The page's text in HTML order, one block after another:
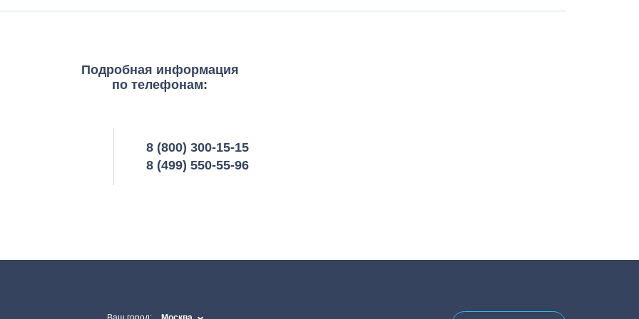
Подробная информация
по телефонам:
8 (800) 300-15-15
8 (499) 550-55-96